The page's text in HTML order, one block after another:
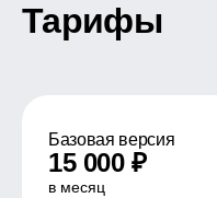
Тарифы
Базовая версия
15 000 ₽
в месяц